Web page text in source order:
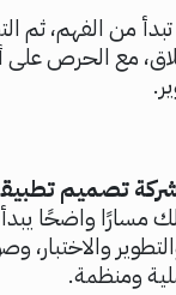
من الفهم، ثم
مع الحرص
تصميم
مسارًا واضحًا
والاختبار،
ومنظمة.